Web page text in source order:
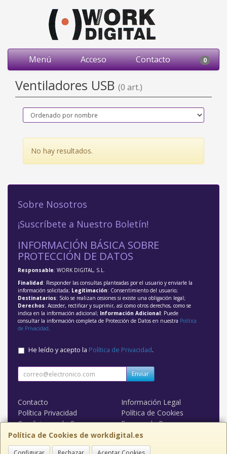
Menú Acceso Contacto 0
Ventiladores USB (0 art.)
No hay resultados.
Política de Cookies de workdigital.es
Sobre Nosotros
¡Suscríbete a Nuestro Boletín!
INFORMACIÓN BÁSICA SOBRE
PROTECCIÓN DE DATOS
Responsable: WORK DIGITAL, S.L.
Finalidad: Responder las consultas planteadas por el usuario y enviarle la
información solicitada; Legitimación: Consentimiento del usuario;
Destinatarios: Solo se realizan cesiones si existe una obligación legal;
Derechos: Acceder, rectificar y suprimir, así como otros derechos, como se
indica en la información adicional; Información Adicional: Puede
consultar la información completa de Protección de Datos en nuestra Política
de Privacidad.
He leído y acepto la Política de Privacidad.
Enviar
Contacto
Información Legal
Política Privacidad
Política de Cookies
Condiciones de Compra
Formas de Pago
WORK DIGITAL